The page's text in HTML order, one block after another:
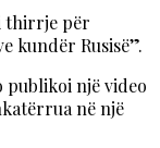
thirrje për
kundër Rusisë”.
publikoi një video
në një